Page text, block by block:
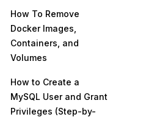
How To Remove
Docker Images,
Containers, and
Volumes
How to Create a
MySQL User and Grant
Privileges (Step-by-